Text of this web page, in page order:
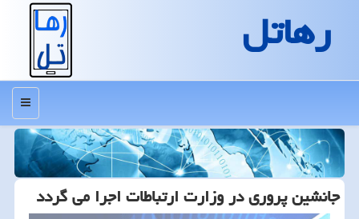
رهاتل
منو
جانشین پروری در وزارت ارتباطات اجرا می گردد